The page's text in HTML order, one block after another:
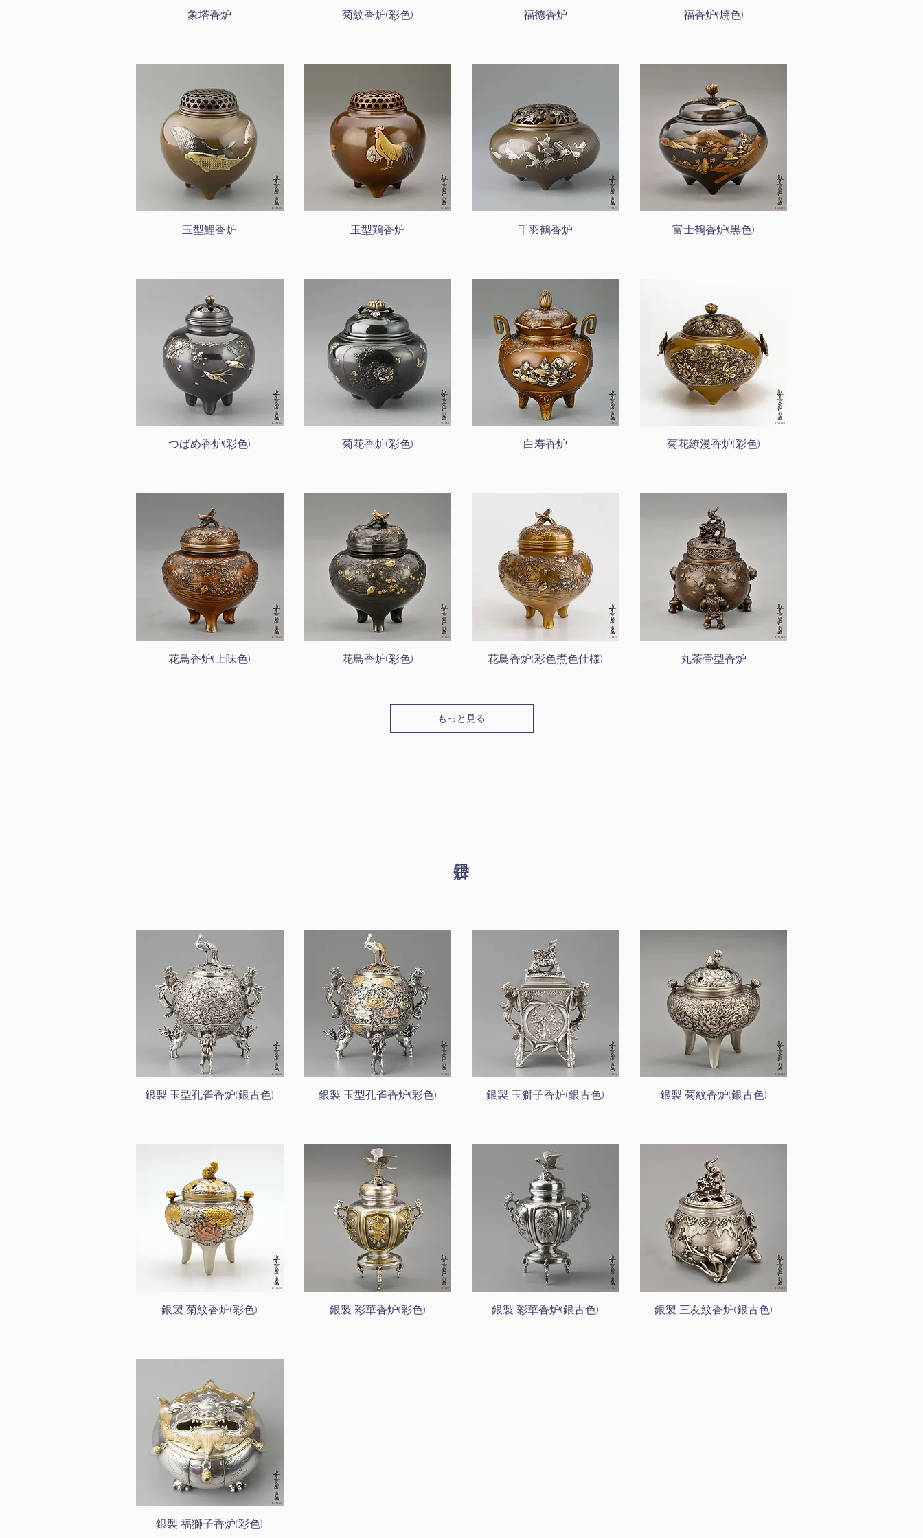
象塔香炉 菊紋香炉(彩色) 福徳香炉 福香炉(焼色)
玉型鯉香炉 玉型鶏香炉 千羽鶴香炉 富士鶴香炉(黒色)
つばめ香炉(彩色) 菊花香炉(彩色) 白寿香炉 菊花繚漫香炉(彩色)
花鳥香炉(上味色) 花鳥香炉(彩色) 花鳥香炉(彩色煮色仕様) 丸茶壷型香炉
もっと見る
銀製 玉型孔雀香炉(銀古色) 銀製 玉型孔雀香炉(彩色) 銀製 玉獅子香炉(銀古色) 銀製 菊紋香炉(銀古色)
銀製 菊紋香炉(彩色) 銀製 彩華香炉(彩色) 銀製 彩華香炉(銀古色) 銀製 三友紋香炉(銀古色)
銀製 福獅子香炉(彩色)